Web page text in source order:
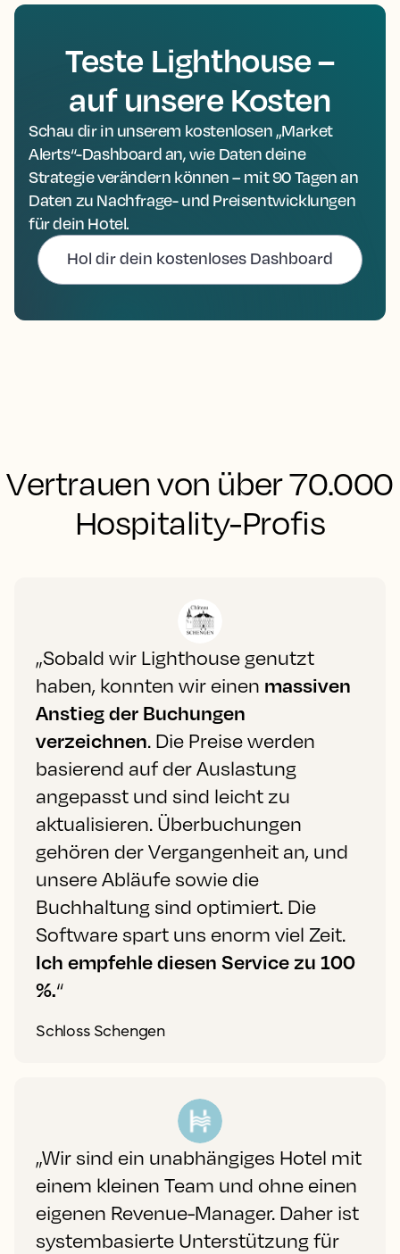
Teste Lighthouse –
auf unsere Kosten
Schau dir in unserem kostenlosen „Market
Alerts“-Dashboard an, wie Daten deine
Strategie verändern können – mit 90 Tagen an
Daten zu Nachfrage- und Preisentwicklungen
für dein Hotel.
Hol dir dein kostenloses Dashboard
Vertrauen von über 70.000
Hospitality-Profis
„Sobald wir Lighthouse genutzt
haben, konnten wir einen massiven
Anstieg der Buchungen
verzeichnen. Die Preise werden
basierend auf der Auslastung
angepasst und sind leicht zu
aktualisieren. Überbuchungen
gehören der Vergangenheit an, und
unsere Abläufe sowie die
Buchhaltung sind optimiert. Die
Software spart uns enorm viel Zeit.
Ich empfehle diesen Service zu 100
%.“
Schloss Schengen
„Wir sind ein unabhängiges Hotel mit
einem kleinen Team und ohne einen
eigenen Revenue-Manager. Daher ist
systembasierte Unterstützung für